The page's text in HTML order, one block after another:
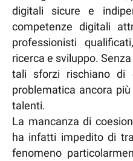
digitali sicure e
competenze digitali
professionisti
ricerca e sviluppo.
tali sforzi rischiano di
problematica ancora
talenti.
La mancanza di
ha infatti impedito di
fenomeno